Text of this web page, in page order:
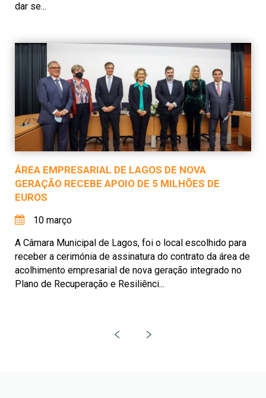
dar se...
ÁREA EMPRESARIAL DE LAGOS DE NOVA
GERAÇÃO RECEBE APOIO DE 5 MILHÕES DE
EUROS
10 março
A Câmara Municipal de Lagos, foi o local escolhido para
receber a cerimónia de assinatura do contrato da área de
acolhimento empresarial de nova geração integrado no
Plano de Recuperação e Resiliênci...